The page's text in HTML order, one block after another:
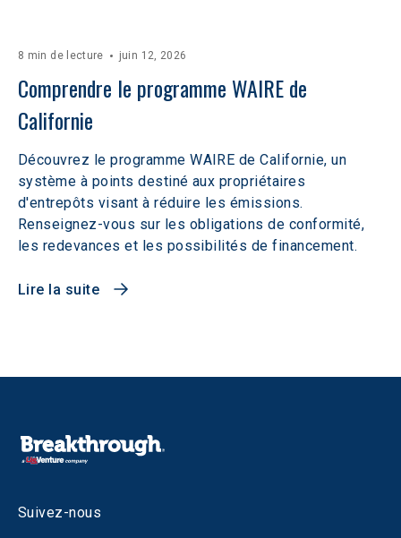
8 min de lecture juin 12, 2026
Comprendre le programme WAIRE de
Californie
Découvrez le programme WAIRE de Californie, un
système à points destiné aux propriétaires
d'entrepôts visant à réduire les émissions.
Renseignez-vous sur les obligations de conformité,
les redevances et les possibilités de financement.
Lire la suite
Suivez-nous